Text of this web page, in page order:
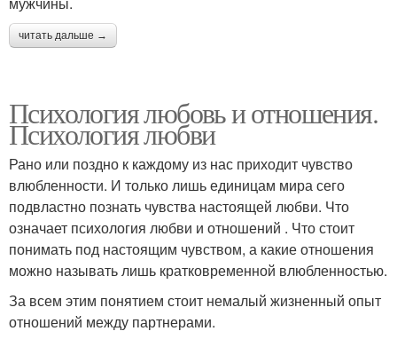
читать дальше →
Психология любовь и отношения.
Психология любви
Рано или поздно к каждому из нас приходит чувство
влюбленности. И только лишь единицам мира сего
подвластно познать чувства настоящей любви. Что
означает психология любви и отношений . Что стоит
понимать под настоящим чувством, а какие отношения
можно называть лишь кратковременной влюбленностью.
За всем этим понятием стоит немалый жизненный опыт
отношений между партнерами.